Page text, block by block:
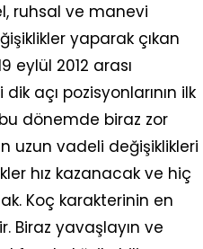
ruhsal ve manevi
yaparak çıkan
eylül 2012 arası
açı pozisyonlarının ilk
dönemde biraz zor
uzun vadeli değişiklikleri
hız kazanacak ve hiç
Koç karakterinin en
Biraz yavaşlayın ve